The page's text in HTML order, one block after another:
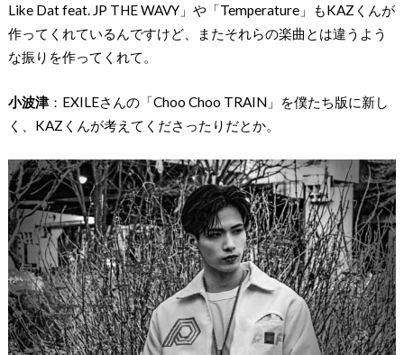
Like Dat feat. JP THE WAVY」や「Temperature」もKAZくんが
作ってくれているんですけど、またそれらの楽曲とは違うよう
な振りを作ってくれて。
小波津：EXILEさんの「Choo Choo TRAIN」を僕たち版に新し
く、KAZくんが考えてくださったりだとか。